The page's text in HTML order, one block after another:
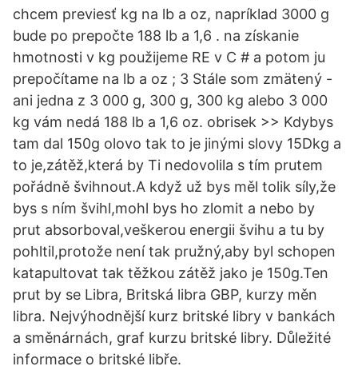
chcem previesť kg na lb a oz, napríklad 3000 g
bude po prepočte 188 lb a 1,6 . na získanie
hmotnosti v kg použijeme RE v C # a potom ju
prepočítame na lb a oz ; 3 Stále som zmätený -
ani jedna z 3 000 g, 300 g, 300 kg alebo 3 000
kg vám nedá 188 lb a 1,6 oz. obrisek >> Kdybys
tam dal 150g olovo tak to je jinými slovy 15Dkg a
to je,zátěž,která by Ti nedovolila s tím prutem
pořádně švihnout.A když už bys měl tolik síly,že
bys s ním švihl,mohl bys ho zlomit a nebo by
prut absorboval,veškerou energii švihu a tu by
pohltil,protože není tak pružný,aby byl schopen
katapultovat tak těžkou zátěž jako je 150g.Ten
prut by se Libra, Britská libra GBP, kurzy měn
libra. Nejvýhodnější kurz britské libry v bankách
a směnárnách, graf kurzu britské libry. Důležité
informace o britské libře.